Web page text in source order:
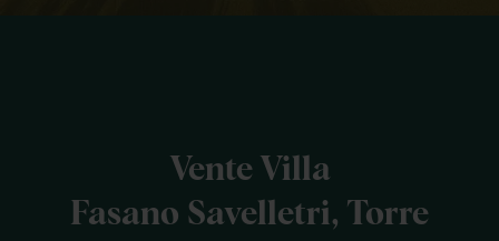
Vente Villa
Fasano Savelletri, Torre